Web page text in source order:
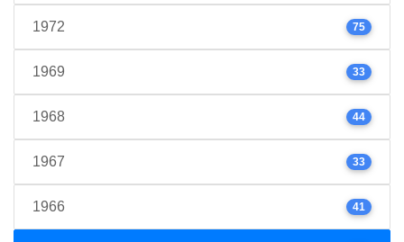
1972 75
1969 33
1968 44
1967 33
1966 41